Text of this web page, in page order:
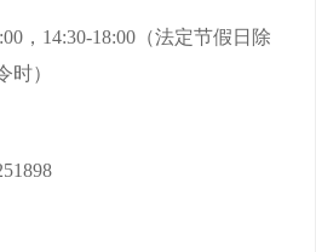
，14:30-18:00（法定节假日除
时）